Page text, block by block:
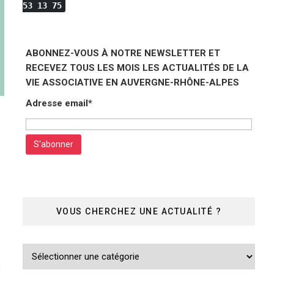
53 13 75
ABONNEZ-VOUS À NOTRE NEWSLETTER ET
RECEVEZ TOUS LES MOIS LES ACTUALITÉS DE LA
VIE ASSOCIATIVE EN AUVERGNE-RHÔNE-ALPES
Adresse email*
VOUS CHERCHEZ UNE ACTUALITÉ ?
Vous